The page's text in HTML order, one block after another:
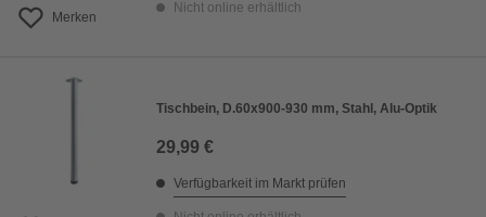
Merken
Nicht online erhältlich
Tischbein, D.60x900-930 mm, Stahl, Alu-Optik
29,99 €
Verfügbarkeit im Markt prüfen